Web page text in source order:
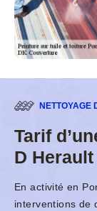
NETTOYAGE
Tarif
D Herault
En activité en
interventions de